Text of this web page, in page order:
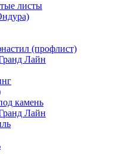
листы
(профлист)
Лайн
камень
Лайн